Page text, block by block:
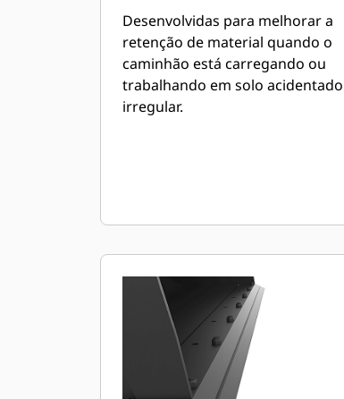
Desenvolvidas para melhorar a
retenção de material quando o
caminhão está carregando ou
trabalhando em solo
irregular.